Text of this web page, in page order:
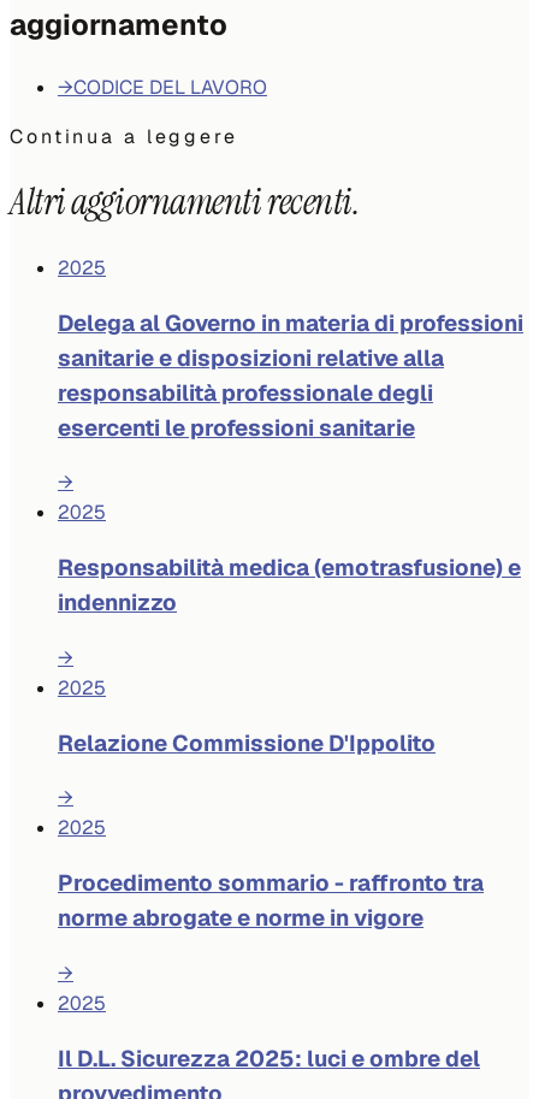
aggiornamento
→CODICE DEL LAVORO
Continua a leggere
Altri aggiornamenti recenti.
2025
Delega al Governo in materia di professioni
sanitarie e disposizioni relative alla
responsabilità professionale degli
esercenti le professioni sanitarie
→
2025
Responsabilità medica (emotrasfusione) e
indennizzo
→
2025
Relazione Commissione D'Ippolito
→
2025
Procedimento sommario - raffronto tra
norme abrogate e norme in vigore
→
2025
Il D.L. Sicurezza 2025: luci e ombre del
provvedimento